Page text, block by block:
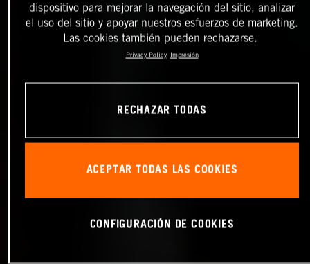
dispositivo para mejorar la navegación del sitio, analizar
el uso del sitio y apoyar nuestros esfuerzos de marketing.
Las cookies también pueden rechazarse.
Privacy Policy Impresión
RECHAZAR TODAS
ACEPTAR TODAS LAS COOKIES
CONFIGURACIÓN DE COOKIES